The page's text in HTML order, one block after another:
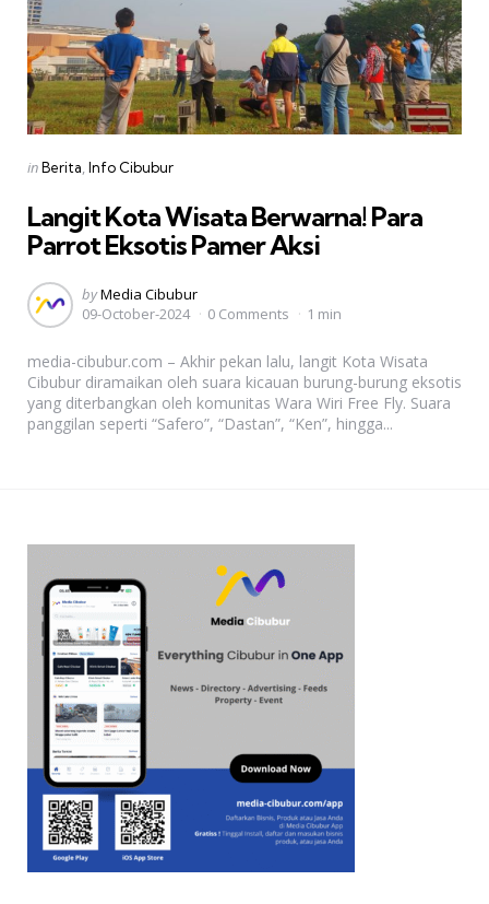
Categories
Posted
inBerita Info Cibubur
Langit Kota Wisata Berwarna! Para
Parrot Eksotis Pamer Aksi
Posted
by
byMedia Cibubur
09-October-2024
0 Comments 1 min
media-cibubur.com – Akhir pekan lalu, langit Kota Wisata
Cibubur diramaikan oleh suara kicauan burung-burung eksotis
yang diterbangkan oleh komunitas Wara Wiri Free Fly. Suara
panggilan seperti “Safero”, “Dastan”, “Ken”, hingga...